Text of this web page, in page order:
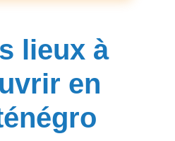
lieux à
en